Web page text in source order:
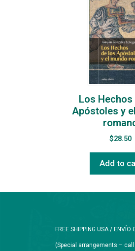
Los
Apóstoles y
$28.50
Add to
FREE SHIPPING USA /
(Special arrangements –